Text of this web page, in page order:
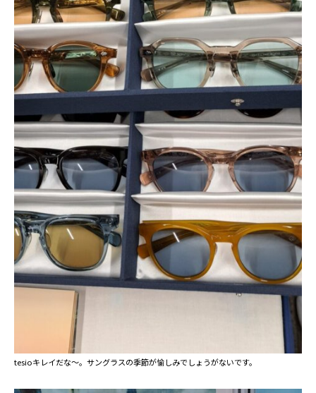
tesioキレイだな～。サングラスの季節が愉しみでしょうがないです。